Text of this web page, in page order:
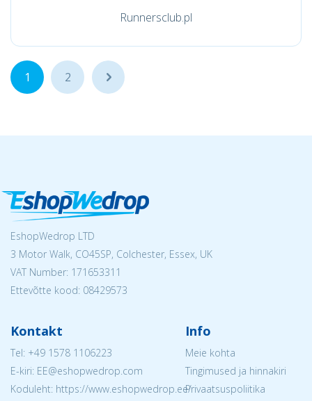
Runnersclub.pl
1 2 ...
EshopWedrop LTD
3 Motor Walk, CO45SP, Colchester, Essex, UK
VAT Number: 171653311
Ettevõtte kood: 08429573
Kontakt
Tel: +49 1578 1106223
E-kiri: EE@eshopwedrop.com
Koduleht: https://www.eshopwedrop.ee/
Info
Meie kohta
Tingimused ja hinnakiri
Privaatsuspoliitika